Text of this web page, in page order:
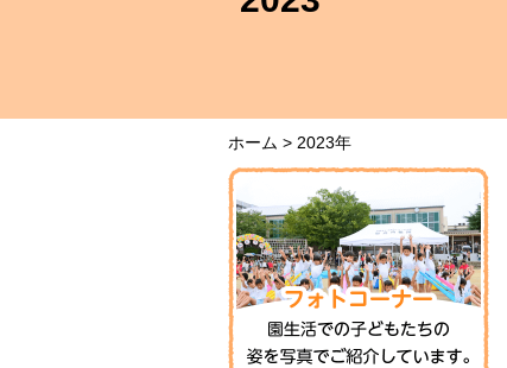
ホーム > 2023年